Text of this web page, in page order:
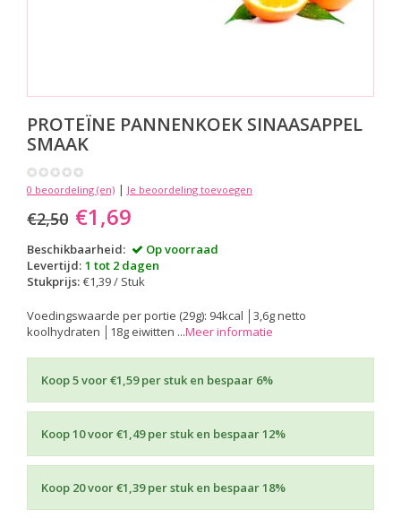
PROTEÏNE PANNENKOEK SINAASAPPEL
SMAAK
0 beoordeling (en) | Je beoordeling toevoegen
€2,50 €1,69
Beschikbaarheid:
Op voorraad
Levertijd: 1 tot 2 dagen
Stukprijs: €1,39 / Stuk
Voedingswaarde per portie (29g): 94kcal │3,6g netto
koolhydraten │18g eiwitten ...Meer informatie
Koop 5 voor €1,59 per stuk en bespaar 6%
Koop 10 voor €1,49 per stuk en bespaar 12%
Koop 20 voor €1,39 per stuk en bespaar 18%